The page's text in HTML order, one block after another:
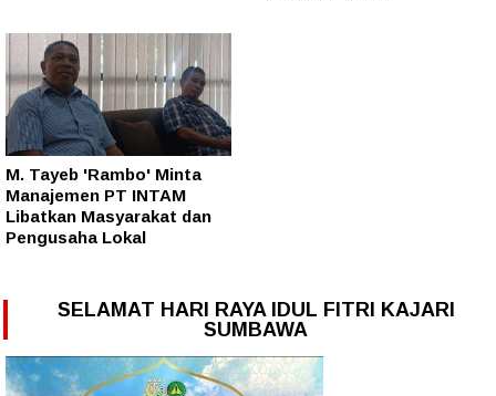
M. Tayeb 'Rambo' Minta
Manajemen PT INTAM
Libatkan Masyarakat dan
Pengusaha Lokal
SELAMAT HARI RAYA IDUL FITRI KAJARI
SUMBAWA